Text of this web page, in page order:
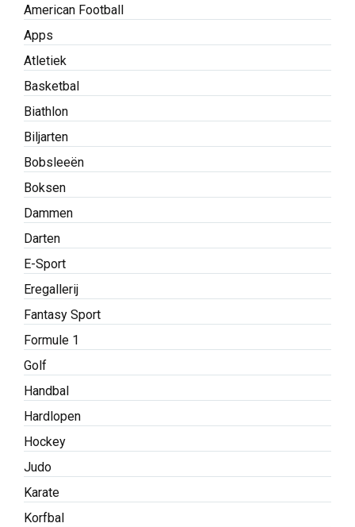
American Football
Apps
Atletiek
Basketbal
Biathlon
Biljarten
Bobsleeën
Boksen
Dammen
Darten
E-Sport
Eregallerij
Fantasy Sport
Formule 1
Golf
Handbal
Hardlopen
Hockey
Judo
Karate
Korfbal